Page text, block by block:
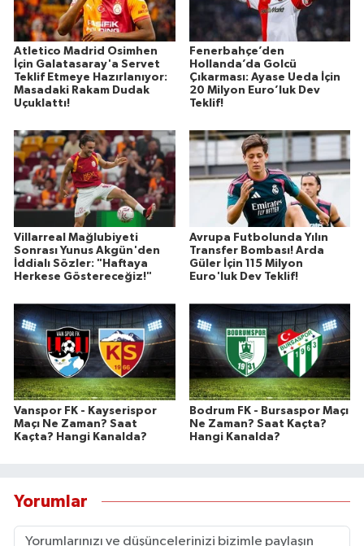
Atletico Madrid Osimhen
İçin Galatasaray'a Servet
Teklif Etmeye Hazırlanıyor:
Masadaki Rakam Dudak
Uçuklattı!
Fenerbahçe’den
Hollanda’da Golcü
Çıkarması: Ayase Ueda İçin
20 Milyon Euro’luk Dev
Teklif!
Villarreal Mağlubiyeti
Sonrası Yunus Akgün'den
İddialı Sözler: "Haftaya
Herkese Göstereceğiz!"
Avrupa Futbolunda Yılın
Transfer Bombası! Arda
Güler İçin 115 Milyon
Euro'luk Dev Teklif!
Vanspor FK - Kayserispor
Maçı Ne Zaman? Saat
Kaçta? Hangi Kanalda?
Bodrum FK - Bursaspor Maçı
Ne Zaman? Saat Kaçta?
Hangi Kanalda?
Yorumlar